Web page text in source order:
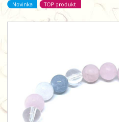
Novinka TOP produkt